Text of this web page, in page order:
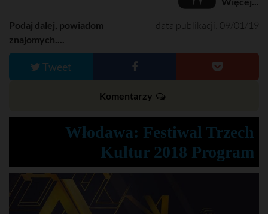
data publikacji: 09/01/19
Podaj dalej, powiadom
znajomych....
Tweet
Komentarzy
Włodawa: Festiwal Trzech
Kultur 2018 Program